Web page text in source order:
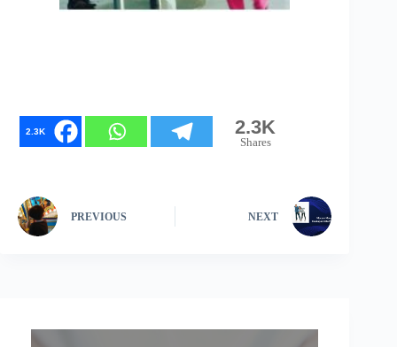
2.3K 2.3K
Shares
PREVIOUS NEXT